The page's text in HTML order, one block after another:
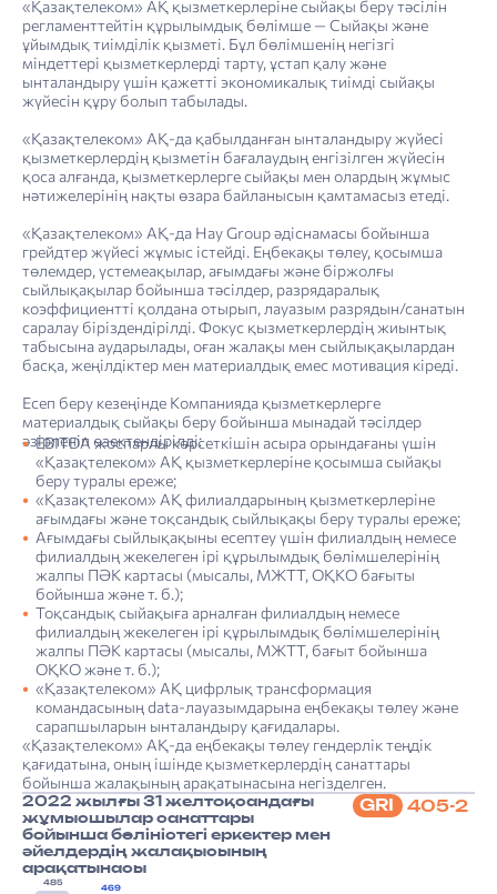
«Қазақтелеком» АҚ қызметкерлеріне сыйақы беру тәсілін
регламенттейтін құрылымдық бөлімше — Сыйақы және
ұйымдық тиімділік қызметі. Бұл бөлімшенің негізгі
міндеттері қызметкерлерді тарту, ұстап қалу және
ынталандыру үшін қажетті экономикалық тиімді сыйақы
жүйесін құру болып табылады.
«Қазақтелеком» АҚ-да қабылданған ынталандыру жүйесі
қызметкерлердің қызметін бағалаудың енгізілген жүйесін
қоса алғанда, қызметкерлерге сыйақы мен олардың жұмыс
нәтижелерінің нақты өзара байланысын қамтамасыз етеді.
«Қазақтелеком» АҚ-да Hay Group әдіснамасы бойынша
грейдтер жүйесі жұмыс істейді. Еңбекақы төлеу, қосымша
төлемдер, үстемеақылар, ағымдағы және біржолғы
сыйлықақылар бойынша тәсілдер, разрядаралық
коэффициентті қолдана отырып, лауазым разрядын/санатын
саралау біріздендірілді. Фокус қызметкерлердің жиынтық
табысына аударылады, оған жалақы мен сыйлықақылардан
басқа, жеңілдіктер мен материалдық емес мотивация кіреді.
Есеп беру кезеңінде Компанияда қызметкерлерге
материалдық сыйақы беру бойынша мынадай тәсілдер
әзірленіп өзектендірілді:
EBITDA жоспарлы көрсеткішін асыра орындағаны үшін
«Қазақтелеком» АҚ қызметкерлеріне қосымша сыйақы
беру туралы ереже;
«Қазақтелеком» АҚ филиалдарының қызметкерлеріне
ағымдағы және тоқсандық сыйлықақы беру туралы ереже;
Ағымдағы сыйлықақыны есептеу үшін филиалдың немесе
филиалдың жекелеген ірі құрылымдық бөлімшелерінің
жалпы ПӘК картасы (мысалы, МЖТТ, ОҚКО бағыты
бойынша және т. б.);
Тоқсандық сыйақыға арналған филиалдың немесе
филиалдың жекелеген ірі құрылымдық бөлімшелерінің
жалпы ПӘК картасы (мысалы, МЖТТ, бағыт бойынша
ОҚКО және т. б.);
«Қазақтелеком» АҚ цифрлық трансформация
командасының data-лауазымдарына еңбекақы төлеу және
сарапшыларын ынталандыру қағидалары.
«Қазақтелеком» АҚ-да еңбекақы төлеу гендерлік теңдік
қағидатына, оның ішінде қызметкерлердің санаттары
бойынша жалақының арақатынасына негізделген.
2022 жылғы 31 желтоқсандағы
жұмысшылар санаттары
бойынша бөліністегі еркектер мен
әйелдердің жалақысының
арақатынасы
GRI 405-2
485
469